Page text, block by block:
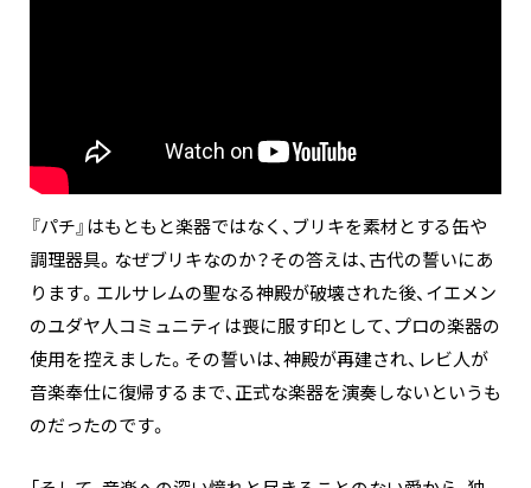
『パチ』はもともと楽器ではなく、ブリキを素材とする缶や
調理器具。なぜブリキなのか？その答えは、古代の誓いにあ
ります。エルサレムの聖なる神殿が破壊された後、イエメン
のユダヤ人コミュニティは喪に服す印として、プロの楽器の
使用を控えました。その誓いは、神殿が再建され、レビ人が
音楽奉仕に復帰するまで、正式な楽器を演奏しないというも
のだったのです。